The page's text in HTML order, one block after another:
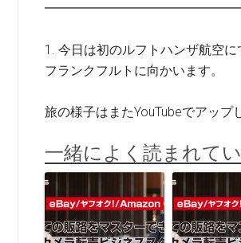
1. 今日は初のルフトハンザ航空に
フランクフルトに向かいます。
旅の様子はまたYouTubeでアップ
一緒によく読まれて